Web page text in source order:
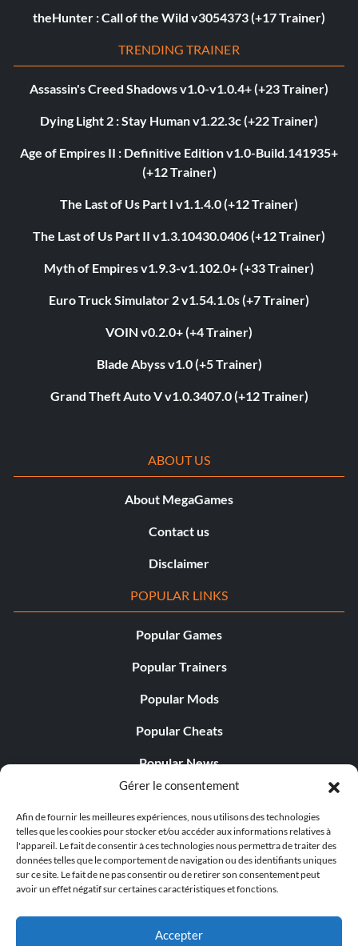
Gérer le consentement
Afin de fournir les meilleures expériences, nous utilisons des technologies
telles que les cookies pour stocker et/ou accéder aux informations relatives à
l'appareil. Le fait de consentir à ces technologies nous permettra de traiter des
données telles que le comportement de navigation ou des identifiants uniques
sur ce site. Le fait de ne pas consentir ou de retirer son consentement peut
avoir un effet négatif sur certaines caractéristiques et fonctions.
Accepter
theHunter : Call of the Wild v3054373 (+17 Trainer)
TRENDING TRAINER
Assassin's Creed Shadows v1.0-v1.0.4+ (+23 Trainer)
Dying Light 2 : Stay Human v1.22.3c (+22 Trainer)
Age of Empires II : Definitive Edition v1.0-Build.141935+
(+12 Trainer)
The Last of Us Part I v1.1.4.0 (+12 Trainer)
The Last of Us Part II v1.3.10430.0406 (+12 Trainer)
Myth of Empires v1.9.3-v1.102.0+ (+33 Trainer)
Euro Truck Simulator 2 v1.54.1.0s (+7 Trainer)
VOIN v0.2.0+ (+4 Trainer)
Blade Abyss v1.0 (+5 Trainer)
Grand Theft Auto V v1.0.3407.0 (+12 Trainer)
ABOUT US
About MegaGames
Contact us
Disclaimer
POPULAR LINKS
Popular Games
Popular Trainers
Popular Mods
Popular Cheats
Popular News
Popular Editorials
Popular Free Games
LATEST UPDATES